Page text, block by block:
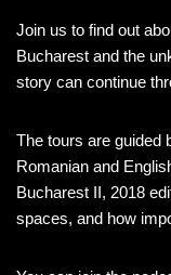
Join us to find out
Bucharest and the
story can continue
The tours are guided
Romanian and
Bucharest II, 2018
spaces, and how